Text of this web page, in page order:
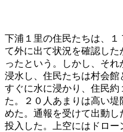
下浦１里の住民たちは、
て外に出て状況を確認し
ったという。しかし、そ
浸水し、住民たちは村会
すぐに水に浸かり、住民
た。２０人あまりは高い
めた。通報を受けて出動
投入した。上空にはドロ